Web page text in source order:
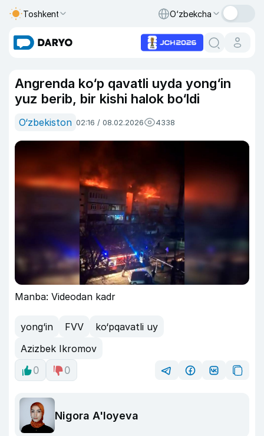
Toshkent O‘zbekcha
Angrenda ko‘p qavatli uyda yong‘in
yuz berib, bir kishi halok bo‘ldi
O‘zbekiston 02:16 / 08.02.2026 4338
Manba: Videodan kadr
yong‘in FVV
ko‘pqavatli uy
Azizbek Ikromov
0
0
Nigora A'loyeva